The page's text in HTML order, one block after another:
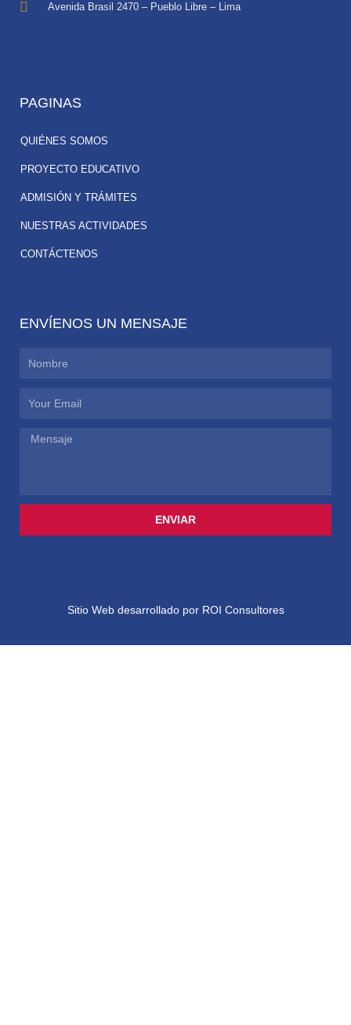
Avenida Brasil 2470 – Pueblo Libre – Lima
PAGINAS
QUIÉNES SOMOS
PROYECTO EDUCATIVO
ADMISIÓN Y TRÁMITES
NUESTRAS ACTIVIDADES
CONTÁCTENOS
ENVÍENOS UN MENSAJE
Mensaje
ENVIAR
Sitio Web desarrollado por ROI Consultores